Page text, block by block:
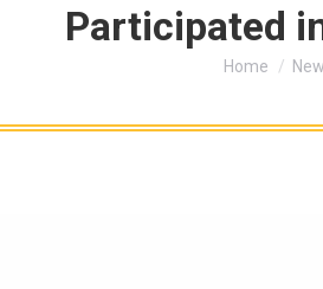
Participated
You are
Home